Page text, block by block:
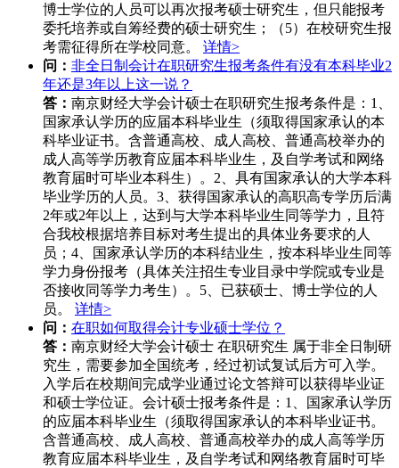
博士学位的人员可以再次报考硕士研究生，但只能报考
委托培养或自筹经费的硕士研究生；（5）在校研究生报
考需征得所在学校同意。 详情>
问： 非全日制会计在职研究生报考条件有没有本科毕业2
年还是3年以上这一说？
答： 南京财经大学会计硕士在职研究生报考条件是：1、
国家承认学历的应届本科毕业生（须取得国家承认的本
科毕业证书。含普通高校、成人高校、普通高校举办的
成人高等学历教育应届本科毕业生，及自学考试和网络
教育届时可毕业本科生）。2、具有国家承认的大学本科
毕业学历的人员。3、获得国家承认的高职高专学历后满
2年或2年以上，达到与大学本科毕业生同等学力，且符
合我校根据培养目标对考生提出的具体业务要求的人
员；4、国家承认学历的本科结业生，按本科毕业生同等
学力身份报考（具体关注招生专业目录中学院或专业是
否接收同等学力考生）。5、已获硕士、博士学位的人
员。 详情>
问： 在职如何取得会计专业硕士学位？
答： 南京财经大学会计硕士 在职研究生 属于非全日制研
究生，需要参加全国统考，经过初试复试后方可入学。
入学后在校期间完成学业通过论文答辩可以获得毕业证
和硕士学位证。会计硕士报考条件是：1、国家承认学历
的应届本科毕业生（须取得国家承认的本科毕业证书。
含普通高校、成人高校、普通高校举办的成人高等学历
教育应届本科毕业生，及自学考试和网络教育届时可毕